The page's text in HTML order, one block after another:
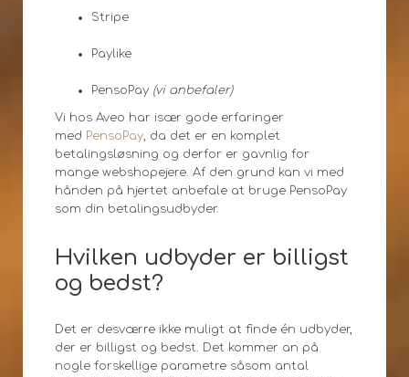
Stripe
Paylike
PensoPay (vi anbefaler)
Vi hos Aveo har især gode erfaringer
med PensoPay, da det er en komplet
betalingsløsning og derfor er gavnlig for
mange webshopejere. Af den grund kan vi med
hånden på hjertet anbefale at bruge PensoPay
som din betalingsudbyder.
Hvilken udbyder er billigst
og bedst?
Det er desværre ikke muligt at finde én udbyder,
der er billigst og bedst. Det kommer an på
nogle forskellige parametre såsom antal